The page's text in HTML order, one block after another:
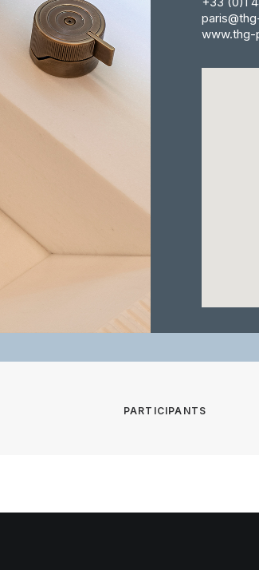
www.thg-
PARTICIPANTS